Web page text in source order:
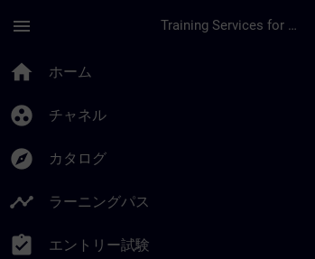
menu Training Services for Digital Industries
home ホーム
group_work チャネル
explore カタログ
timeline ラーニングパス
assignment_turned_in エントリー試験